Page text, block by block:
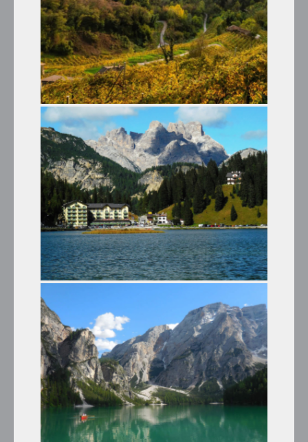
LE COLLINE VENETE ED IL VINO
PROSECCO
Tour Estivi
LAGO DI MISURINA E LE TRE CIME
DI LAVAREDO
Tour Estivi